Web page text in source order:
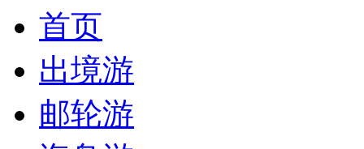
首页
出境游
邮轮游